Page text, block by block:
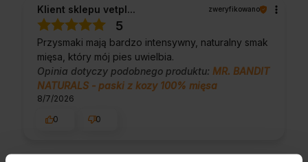
Klient sklepu vetpl... zweryfikowano
5
Przysmaki mają bardzo intensywny, naturalny smak
mięsa, który mój pies uwielbia.
Opinia dotyczy podobnego produktu: MR. BANDIT
NATURALS - paski z kozy 100% mięsa
8/7/2026
0
0